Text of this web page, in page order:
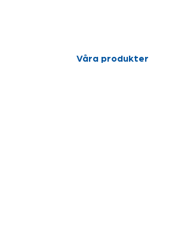
Våra produkter